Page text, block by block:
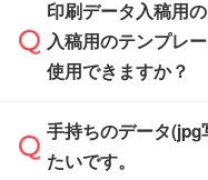
※土日祝日を除く
※沖縄・離島は追
ザインソフトがな
また、「データ作
せいただければ、
タを1点作成いたし
Illustratorや
ザインソフトでこ
い方は、完全デー
積・ご注文フォー
ください。
印刷データ入稿用
入稿用のテンプレ
使用できますか？
一部商品は入稿用
ます。各商品ペー
手持ちのデータ(jpg
たいです。